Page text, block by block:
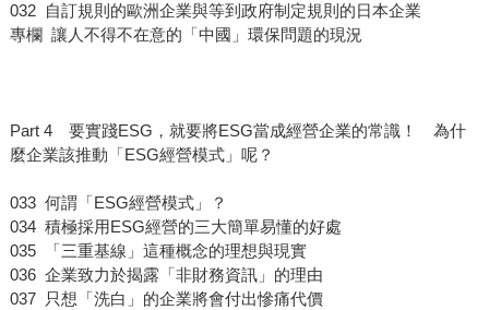
032 自訂規則的歐洲企業與等到政府制定規則的日本企業
專欄 讓人不得不在意的「中國」環保問題的現況
Part 4 要實踐ESG，就要將ESG當成經營企業的常識！ 為什
麼企業該推動「ESG經營模式」呢？
033 何謂「ESG經營模式」？
034 積極採用ESG經營的三大簡單易懂的好處
035 「三重基線」這種概念的理想與現實
036 企業致力於揭露「非財務資訊」的理由
037 只想「洗白」的企業將會付出慘痛代價